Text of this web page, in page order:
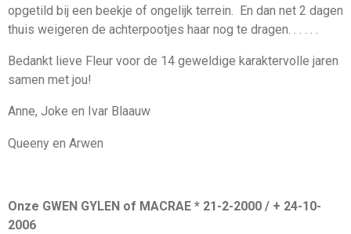
opgetild bij een beekje of ongelijk terrein. En dan net 2 dagen
thuis weigeren de achterpootjes haar nog te dragen. . . . . .
Bedankt lieve Fleur voor de 14 geweldige karaktervolle jaren
samen met jou!
Anne, Joke en Ivar Blaauw
Queeny en Arwen
Onze GWEN GYLEN of MACRAE * 21-2-2000 / + 24-10-
2006